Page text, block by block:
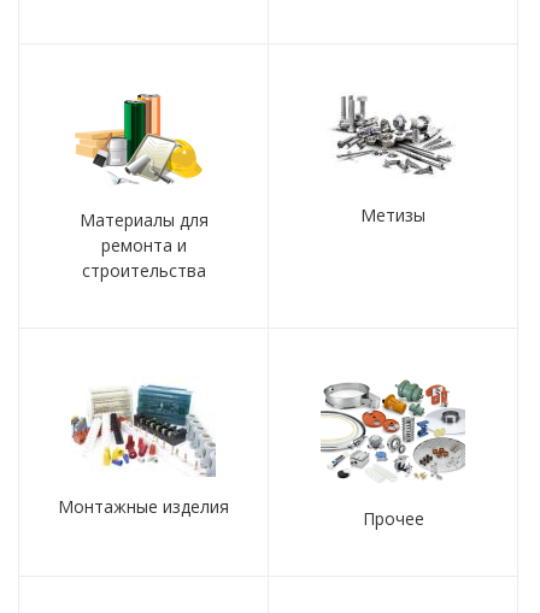
Материалы для
ремонта и
строительства
Метизы
Монтажные изделия
Прочее